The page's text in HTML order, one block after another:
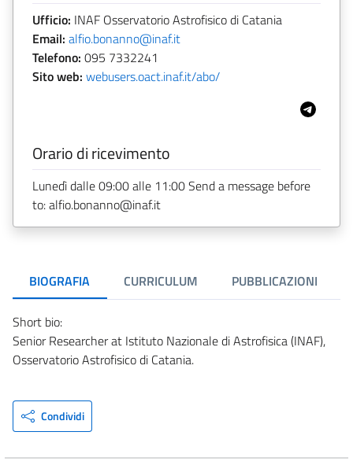
Ufficio: INAF Osservatorio Astrofisico di Catania
Email: alfio.bonanno@inaf.it
Telefono: 095 7332241
Sito web: webusers.oact.inaf.it/abo/
Orario di ricevimento
Lunedì dalle 09:00 alle 11:00 Send a message before
to: alfio.bonanno@inaf.it
BIOGRAFIA CURRICULUM PUBBLICAZIONI
Short bio:
Senior Researcher at Istituto Nazionale di Astrofisica (INAF),
Osservatorio Astrofisico di Catania.
Condividi